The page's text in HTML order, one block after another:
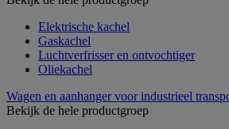
Elektrische kachel
Gaskachel
Luchtverfrisser en ontvochtiger
Oliekachel
Wagen en aanhanger voor industrieel
Bekijk de hele productgroep